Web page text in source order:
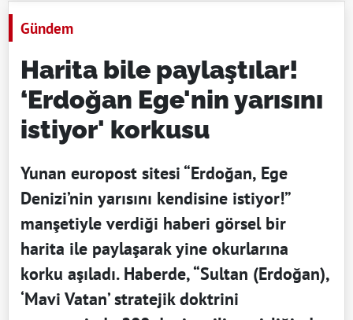
Gündem
Harita bile paylaştılar!
‘Erdoğan Ege'nin yarısını
istiyor' korkusu
Yunan europost sitesi “Erdoğan, Ege
Denizi’nin yarısını kendisine istiyor!”
manşetiyle verdiği haberi görsel bir
harita ile paylaşarak yine okurlarına
korku aşıladı. Haberde, “Sultan (Erdoğan),
‘Mavi Vatan’ stratejik doktrini